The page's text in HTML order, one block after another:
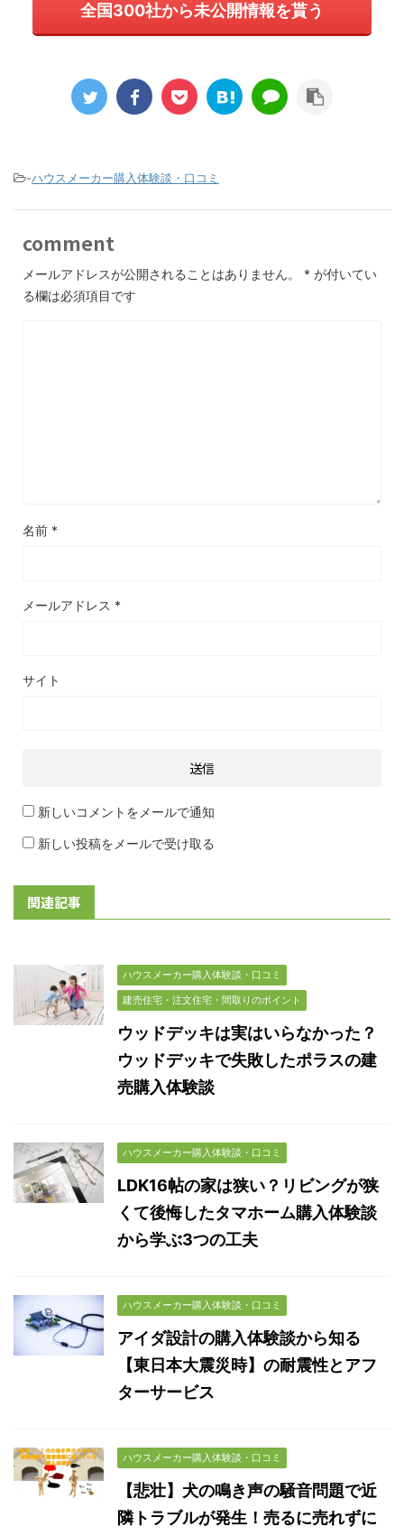
全国300社から未公開情報を貰う
-ハウスメーカー購入体験談・口コミ
comment
メールアドレスが公開されることはありません。 * が付いてい
る欄は必須項目です
名前 *
メールアドレス *
サイト
新しいコメントをメールで通知
新しい投稿をメールで受け取る
関連記事
ハウスメーカー購入体験談・口コミ
建売住宅・注文住宅・間取りのポイント
ウッドデッキは実はいらなかった？
ウッドデッキで失敗したポラスの建
売購入体験談
ハウスメーカー購入体験談・口コミ
LDK16帖の家は狭い？リビングが狭
くて後悔したタマホーム購入体験談
から学ぶ3つの工夫
ハウスメーカー購入体験談・口コミ
アイダ設計の購入体験談から知る
【東日本大震災時】の耐震性とアフ
ターサービス
ハウスメーカー購入体験談・口コミ
【悲壮】犬の鳴き声の騒音問題で近
隣トラブルが発生！売るに売れずに